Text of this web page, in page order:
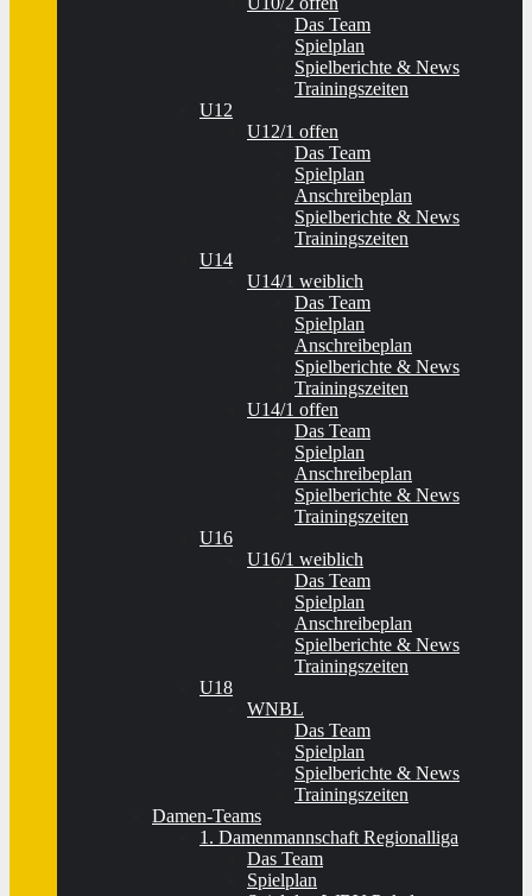
Das Team
Spielplan
Spielberichte & News
Trainingszeiten
U12
U12/1 offen
Das Team
Spielplan
Anschreibeplan
Spielberichte & News
Trainingszeiten
U14
U14/1 weiblich
Das Team
Spielplan
Anschreibeplan
Spielberichte & News
Trainingszeiten
U14/1 offen
Das Team
Spielplan
Anschreibeplan
Spielberichte & News
Trainingszeiten
U16
U16/1 weiblich
Das Team
Spielplan
Anschreibeplan
Spielberichte & News
Trainingszeiten
U18
WNBL
Das Team
Spielplan
Spielberichte & News
Trainingszeiten
Damen-Teams
1. Damenmannschaft Regionalliga
Das Team
Spielplan